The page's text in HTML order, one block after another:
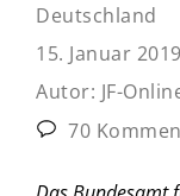
Deutschland
15. Januar 2019
Autor: JF-
70